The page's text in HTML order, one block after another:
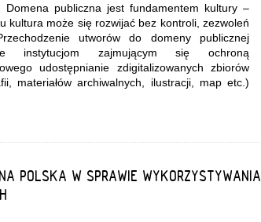
Domena publiczna jest fundamentem kultury –
kultura może się rozwijać bez kontroli, zezwoleń
utworów do domeny publicznej
instytucjom zajmującym się ochroną
udostępnianie zdigitalizowanych zbiorów
materiałów archiwalnych, ilustracji, map etc.)
POLSKA W SPRAWIE WYKORZYSTYWANIA